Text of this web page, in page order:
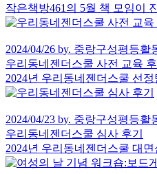
작은책방461의 5월 책 모임이
2024/04/26 by. 중랑구성평등활
우리동네젠더스쿨 사전 교육 후
2024년 우리동네젠더스쿨 선
2024/04/23 by. 중랑구성평등활
우리동네젠더스쿨 심사 후기
2024년 우리동네젠더스쿨 대